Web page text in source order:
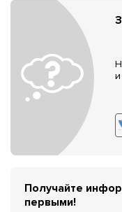
Получайте
первыми!